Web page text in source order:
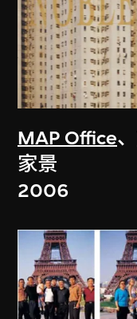
MAP Office、
家景
2006